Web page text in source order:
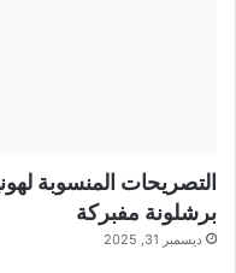
التصريحات المنسوبة
برشلونة مفبركة
ديسمبر 31, 2025